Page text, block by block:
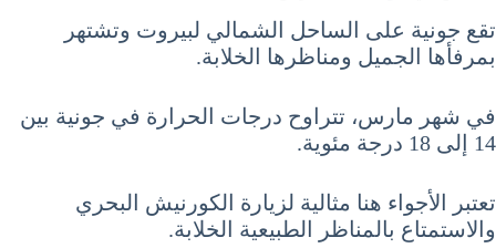
تقع جونية على الساحل الشمالي لبيروت وتشتهر
بمرفأها الجميل ومناظرها الخلابة.
في شهر مارس، تتراوح درجات الحرارة في جونية بين
14 إلى 18 درجة مئوية.
تعتبر الأجواء هنا مثالية لزيارة الكورنيش البحري
والاستمتاع بالمناظر الطبيعية الخلابة.